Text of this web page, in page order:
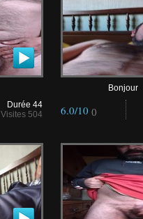
Durée 44
Visites 504
Bonjour
6.0/10 ()